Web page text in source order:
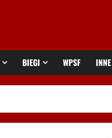
BIEGI WPSF INNE